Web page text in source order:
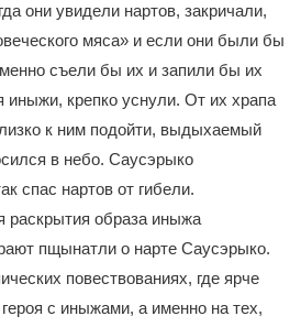
они увидели нартов, закричали,
мяса» и если они были бы
съели бы их и запили бы их
крепко уснули. От их храпа
к ним подойти, выдыхаемый
в небо. Саусэрыко
спас нартов от гибели.
раскрытия образа иныжа
пщынатли о нарте Саусэрыко.
повествованиях, где ярче
с иныжами, а именно на тех,